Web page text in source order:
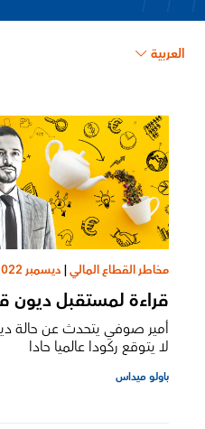
العربية
مخاطر القطاع المالي|ديسمبر 2022
قراءة لمستقبل ديون
أمير صوفي يتحدث عن حالة
لا يتوقع ركودا عالميا حادا
باولو ميداس